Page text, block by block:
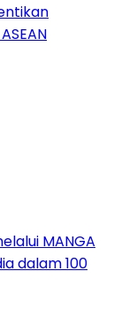
MANGA
dalam 100